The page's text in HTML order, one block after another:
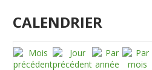
CALENDRIER